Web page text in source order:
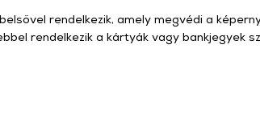
rendelkezik, amely megvédi a
rendelkezik a kártyák vagy bankjegyek